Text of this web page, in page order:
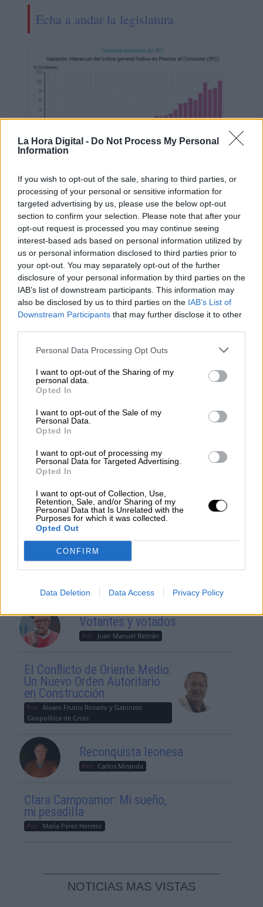
La Hora Digital - Do Not Process My Personal
Information
If you wish to opt-out of the sale, sharing to third parties, or
processing of your personal or sensitive information for
targeted advertising by us, please use the below opt-out
section to confirm your selection. Please note that after your
opt-out request is processed you may continue seeing
interest-based ads based on personal information utilized by
us or personal information disclosed to third parties prior to
your opt-out. You may separately opt-out of the further
disclosure of your personal information by third parties on the
IAB’s list of downstream participants. This information may
also be disclosed by us to third parties on the IAB’s List of
Downstream Participants that may further disclose it to other
Personal Data Processing Opt Outs
I want to opt-out of the Sharing of my
personal data.
Opted In
I want to opt-out of the Sale of my
Personal Data.
Opted In
I want to opt-out of processing my
Personal Data for Targeted Advertising.
Opted In
I want to opt-out of Collection, Use,
Retention, Sale, and/or Sharing of my
Personal Data that Is Unrelated with the
Purposes for which it was collected.
Opted Out
CONFIRM
Data Deletion Data Access Privacy Policy
Echa a andar la legislatura
El INE confirma el peor dato del IPC
desde 1985
Cómo solicitar el cheque de 200
OPINIONES DIVERSAS
¿La ciudadanía de Occidente
es consciente del riesgo de
una tercera guerra mundial?
Geopolítica de Crisis
Suelta y confía
Votantes y votados
Por Juan Manuel Beltrán
El Conflicto de Oriente Medio:
Un Nuevo Orden Autoritario
en Construcción
Por Álvaro Frutos Rosado y Gabinete
Geopolítica de Crisis
Reconquista leonesa
Por Carlos Miranda
Clara Campoamor: Mi sueño,
mi pesadilla
Por María Pérez Herrero
NOTICIAS MAS VISTAS